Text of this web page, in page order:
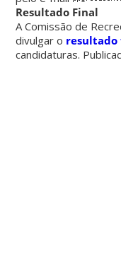
Resultado Final
A Comissão de
divulgaro resultado
candidaturas.